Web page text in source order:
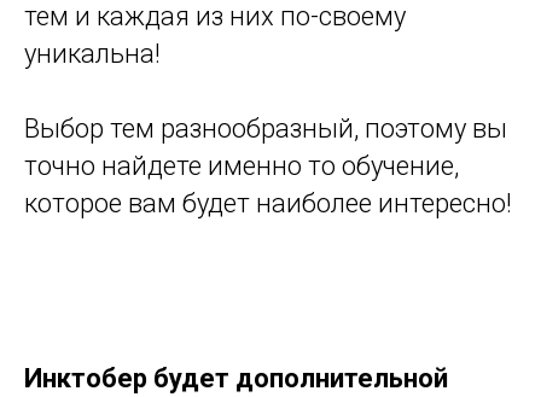
тем и каждая из них по-своему
уникальна!
Выбор тем разнообразный, поэтому вы
точно найдете именно то обучение,
которое вам будет наиболее интересно!
Инктобер будет дополнительной